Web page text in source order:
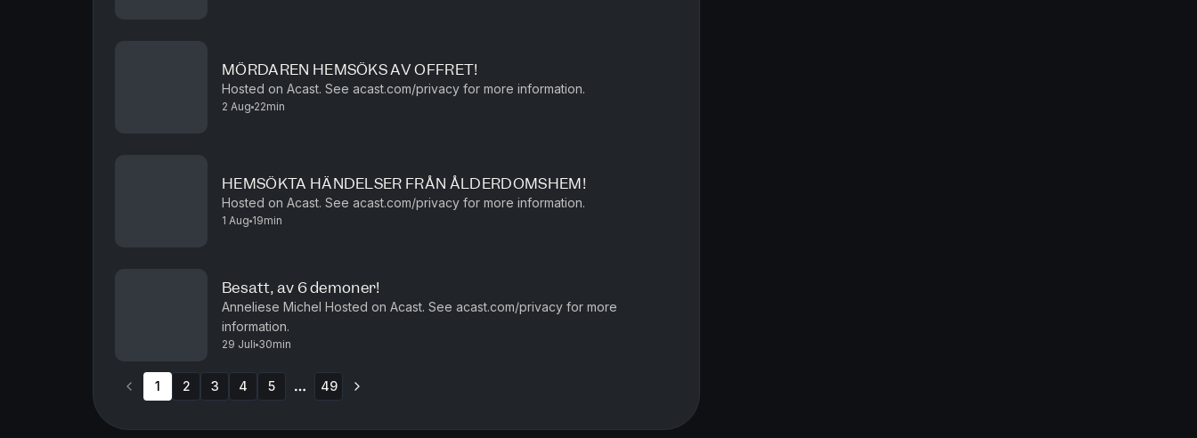
MÖRDAREN HEMSÖKS AV OFFRET!
Hosted on Acast. See acast.com/privacy for more information.
2 Aug 22min
HEMSÖKTA HÄNDELSER FRÅN ÅLDERDOMSHEM!
Hosted on Acast. See acast.com/privacy for more information.
1 Aug 19min
Besatt, av 6 demoner!
Anneliese Michel Hosted on Acast. See acast.com/privacy for more
information.
29 Juli 30min
1 2 3 4 5 49